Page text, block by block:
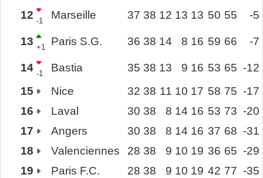
12 -1 Marseille 37 38 12 13 13 50 55 -5
13 +1 Paris S.G. 36 38 14 8 16 59 66 -7
14 -1 Bastia 35 38 13 9 16 53 65 -12
15
Nice 32 38 11 10 17 58 75 -17
16
Laval 30 38 8 14 16 53 73 -20
17
Angers 30 38 8 14 16 37 68 -31
18
Valenciennes 28 38 9 10 19 36 65 -29
19
Paris F.C. 28 38 9 10 19 42 77 -35